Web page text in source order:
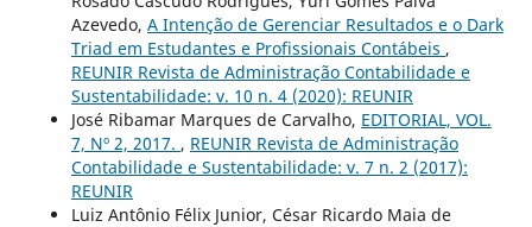
Azevedo, A Intenção de Gerenciar Resultados e o Dark
Triad em Estudantes e Profissionais Contábeis ,
REUNIR Revista de Administração Contabilidade e
Sustentabilidade: v. 10 n. 4 (2020): REUNIR
José Ribamar Marques de Carvalho, EDITORIAL, VOL.
7, Nº 2, 2017. , REUNIR Revista de Administração
Contabilidade e Sustentabilidade: v. 7 n. 2 (2017):
REUNIR
Luiz Antônio Félix Junior, César Ricardo Maia de